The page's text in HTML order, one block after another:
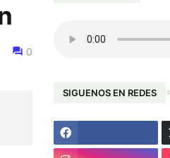
0
SIGUENOS EN REDES